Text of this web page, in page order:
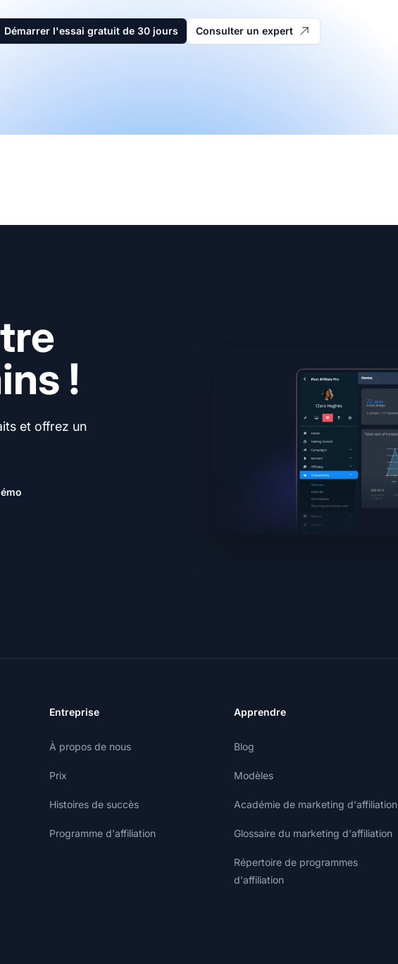
Démarrer l'essai gratuit de 30 jours Consulter un expert
!
et offrez un
Entreprise
À propos de nous
Prix
Histoires de succès
Programme d'affiliation
Apprendre
Blog
Modèles
Académie de marketing d'affiliation
Glossaire du marketing d'affiliation
Répertoire de programmes
d'affiliation